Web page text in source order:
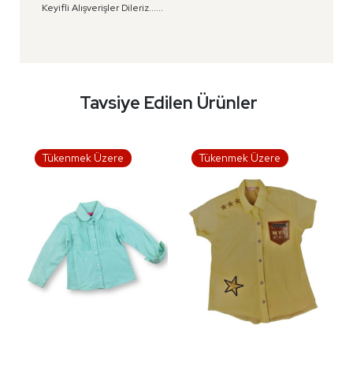
Keyifli Alışverişler Dileriz......
Tavsiye Edilen Ürünler
Tükenmek Üzere Tükenmek Üzere